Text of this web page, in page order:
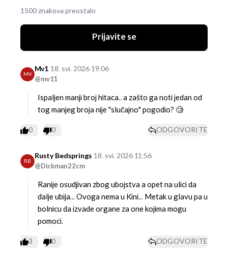
1500 znakova preostalo
Prijavite se
MV
Mv1
@mv11
18. svi. 2026 19:06
Ispaljen manji broj hitaca.. a zašto ga noti jedan od
tog manjeg broja nije "slučajno" pogodio? 🧐
0 0 ODGOVORITE
RB
Rusty Bedsprings
@Dickman22cm
18. svi. 2026 11:56
Ranije osudjivan zbog ubojstva a opet na ulici da
dalje ubija... Ovoga nema u Kini... Metak u glavu pa u
bolnicu da izvade organe za one kojima mogu
pomoci.
3 0 ODGOVORITE